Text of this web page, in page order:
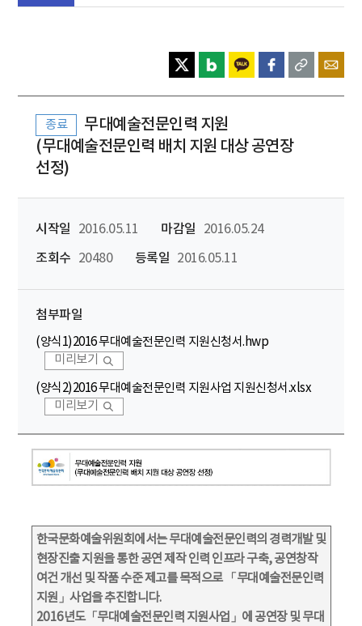
종료
무대예술전문인력 지원
(무대예술전문인력 배치 지원 대상 공연장
선정)
시작일 2016.05.11 마감일
2016.05.24
조회수
20480 등록일 2016.05.11
첨부파일
(양식1)2016 무대예술전문인력 지원신청서.hwp
미리보기
(양식2)2016 무대예술전문인력 지원사업 지원신청서.xlsx
미리보기
한국문화예술위원회에서는 무대예술전문인력의 경력개발 및
현장진출 지원을 통한 공연 제작 인력 인프라 구축, 공연창작
여건 개선 및 작품 수준 제고를 목적으로 「무대예술전문인력
지원」사업을 추진합니다.
2016년도「무대예술전문인력 지원사업」에 공연장 및 무대